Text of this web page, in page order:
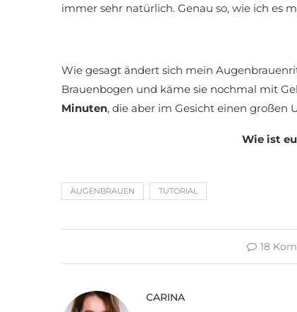
immer sehr natürlich. Genau so, wie ich es
Wie gesagt ändert sich mein
Brauenbogen und käme sie nochmal mit
Minuten, die aber im Gesicht einen großen
Wie ist
AUGENBRAUEN TUTORIAL
18
CARINA